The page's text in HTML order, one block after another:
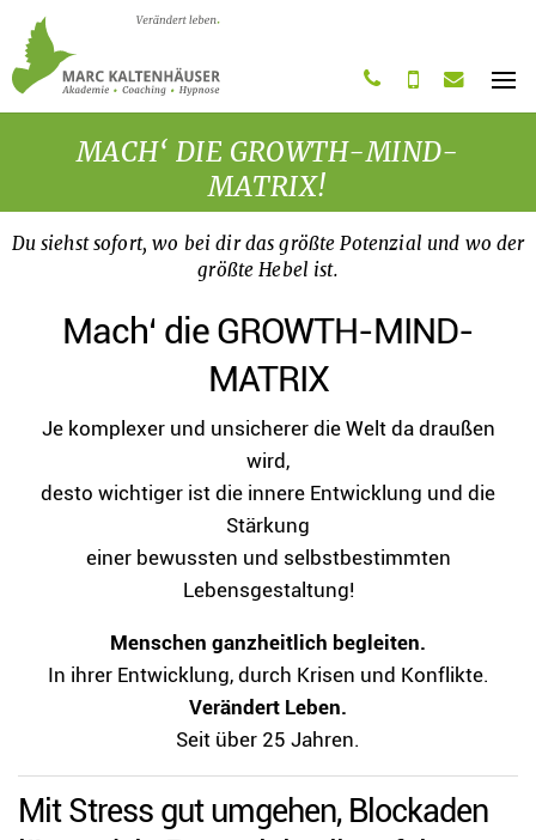
Startseite
MENÜ
MACH‘ DIE GROWTH-MIND-
MATRIX!
Du siehst sofort, wo bei dir das größte Potenzial und wo der
größte Hebel ist.
Mach‘ die GROWTH-MIND-
MATRIX
Je komplexer und unsicherer die Welt da draußen
wird,
desto wichtiger ist die innere Entwicklung und die
Stärkung
einer bewussten und selbstbestimmten
Lebensgestaltung!
Menschen ganzheitlich begleiten.
In ihrer Entwicklung, durch Krisen und Konflikte.
Verändert Leben.
Seit über 25 Jahren.
Mit Stress gut umgehen, Blockaden